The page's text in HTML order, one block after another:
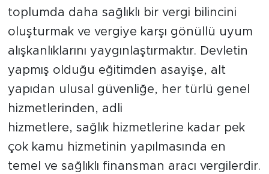
toplumda daha sağlıklı bir vergi bilincini
oluşturmak ve vergiye karşı gönüllü uyum
alışkanlıklarını yaygınlaştırmaktır. Devletin
yapmış olduğu eğitimden asayişe, alt
yapıdan ulusal güvenliğe, her türlü genel
hizmetlerinden, adli
hizmetlere, sağlık hizmetlerine kadar pek
çok kamu hizmetinin yapılmasında en
temel ve sağlıklı finansman aracı vergilerdir.